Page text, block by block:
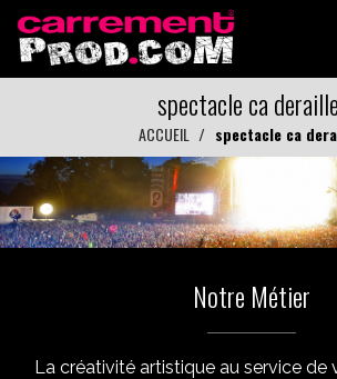
spectacle ca deraille
ACCUEIL spectacle ca
Notre Métier
La créativité artistique au service de